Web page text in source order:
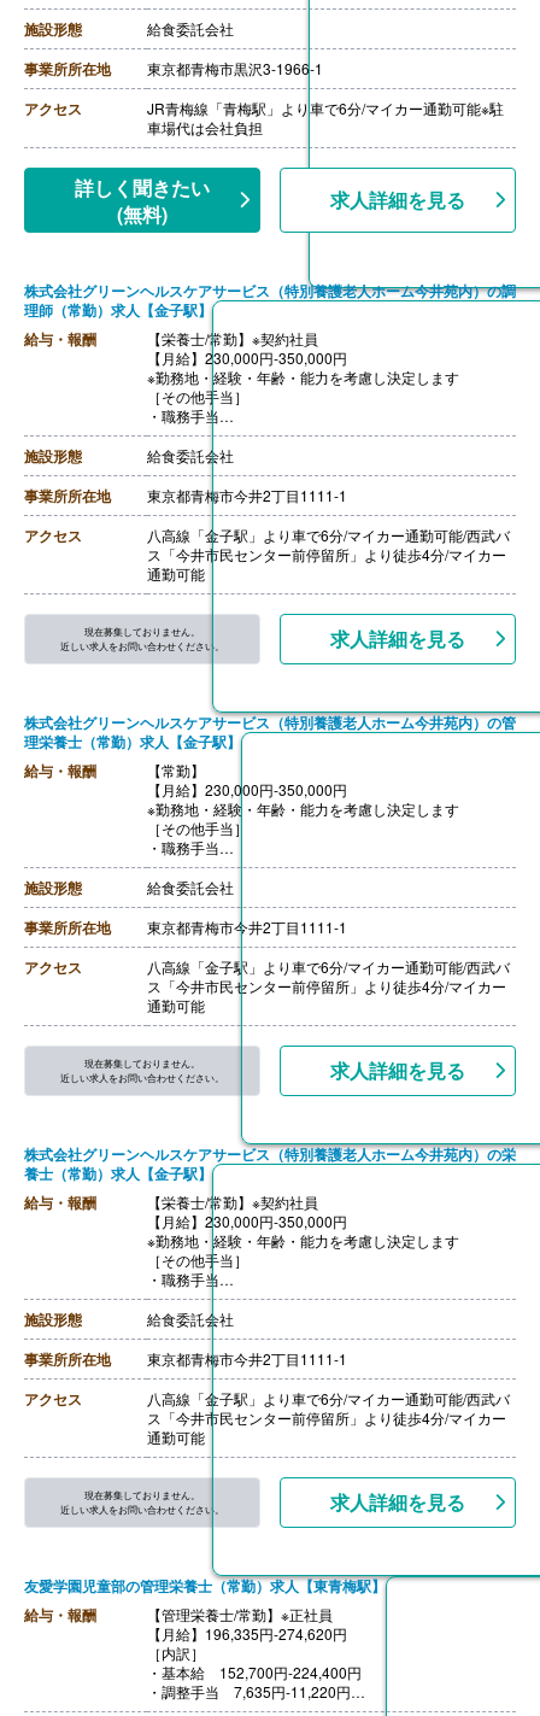
・免許手当 5,000円-10,000円
［その他手当］
・住宅手当 12,000円（世帯主に限り支給）
【賞与】年2回（計2.00ヶ月分）※前年度実績
【通勤手当】あり（上限20,000円/月）
【昇給】あり（1月あたり0円-6,000円）※前年度実績
【退職金】なし
施設形態 給食委託会社
事業所所在地 東京都青梅市黒沢3-1966-1
アクセス
JR青梅線「青梅駅」より車で6分/マイカー通勤可能※駐
車場代は会社負担
詳しく聞きたい
(無料)
求人詳細を見る
株式会社グリーンヘルスケアサービス（特別養護老人ホーム今井苑内）の調
理師（常勤）求人【金子駅】
給与・報酬
【栄養士/常勤】※契約社員
【月給】230,000円-350,000円
※勤務地・経験・年齢・能力を考慮し決定します
［その他手当］
・職務手当
・食事手当
・年末年始手当
【賞与】年2回（7月、12月）※会社業績、各個人実績に
応じて決定（前年度実績 2.00ヶ月/年）
【通勤手当】あり（全額支給）
【退職金】なし
施設形態 給食委託会社
事業所所在地 東京都青梅市今井2丁目1111-1
アクセス
八高線「金子駅」より車で6分/マイカー通勤可能/西武バ
ス「今井市民センター前停留所」より徒歩4分/マイカー
通勤可能
現在募集しておりません。
近しい求人をお問い合わせください。
求人詳細を見る
株式会社グリーンヘルスケアサービス（特別養護老人ホーム今井苑内）の管
理栄養士（常勤）求人【金子駅】
給与・報酬
【常勤】
【月給】230,000円-350,000円
※勤務地・経験・年齢・能力を考慮し決定します
［その他手当］
・職務手当
・食事手当
・年末年始手当
【賞与】年2回（7月、12月）※会社業績、各個人実績に
応じて決定（前年度実績 2.00ヶ月/年）
【通勤手当】あり（全額支給）
【退職金】なし
施設形態 給食委託会社
事業所所在地 東京都青梅市今井2丁目1111-1
アクセス
八高線「金子駅」より車で6分/マイカー通勤可能/西武バ
ス「今井市民センター前停留所」より徒歩4分/マイカー
通勤可能
現在募集しておりません。
近しい求人をお問い合わせください。
求人詳細を見る
株式会社グリーンヘルスケアサービス（特別養護老人ホーム今井苑内）の栄
養士（常勤）求人【金子駅】
給与・報酬
【栄養士/常勤】※契約社員
【月給】230,000円-350,000円
※勤務地・経験・年齢・能力を考慮し決定します
［その他手当］
・職務手当
・食事手当
・年末年始手当
【賞与】年2回（7月、12月）※会社業績、各個人実績に
応じて決定（前年度実績 2.00ヶ月/年）
【通勤手当】あり（全額支給）
【退職金】なし
施設形態 給食委託会社
事業所所在地 東京都青梅市今井2丁目1111-1
アクセス
八高線「金子駅」より車で6分/マイカー通勤可能/西武バ
ス「今井市民センター前停留所」より徒歩4分/マイカー
通勤可能
現在募集しておりません。
近しい求人をお問い合わせください。
求人詳細を見る
友愛学園児童部の管理栄養士（常勤）求人【東青梅駅】
給与・報酬
【管理栄養士/常勤】※正社員
【月給】196,335円-274,620円
［内訳］
・基本給 152,700円-224,400円
・調整手当 7,635円-11,220円
・処遇改善手当 36,000円-39,000円